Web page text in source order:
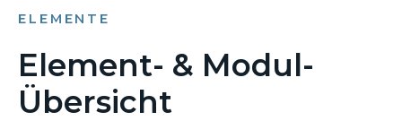
ELEMENTE
Element- & Modul-
Übersicht